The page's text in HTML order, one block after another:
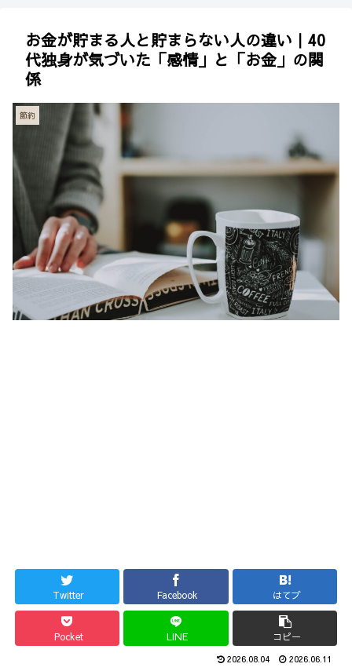
お金が貯まる人と貯まらない人の違い｜40
代独身が気づいた「感情」と「お金」の関
係
節約
Twitter Facebook はてブ
Pocket LINE コピー
2026.08.04 2026.06.11